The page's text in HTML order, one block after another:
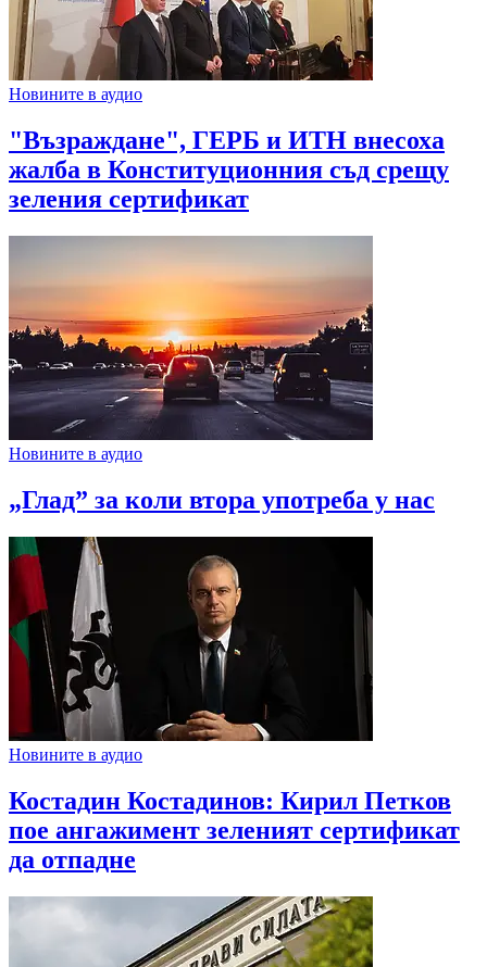
Новините в аудио
"Възраждане", ГЕРБ и ИТН внесоха
жалба в Конституционния съд срещу
зеления сертификат
Новините в аудио
„Глад” за коли втора употреба у нас
Новините в аудио
Костадин Костадинов: Кирил Петков
пое ангажимент зеленият сертификат
да отпадне